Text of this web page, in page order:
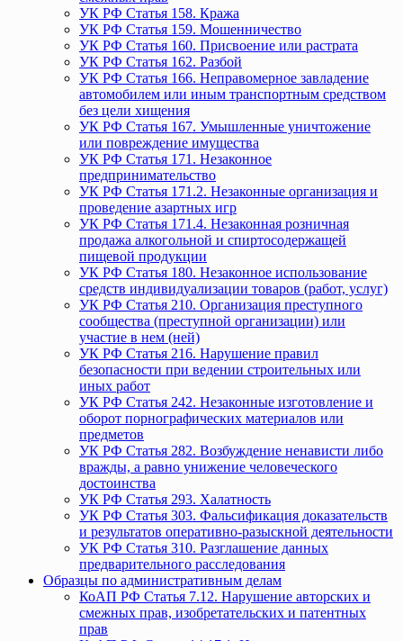
УК РФ Статья 158. Кража
УК РФ Статья 159. Мошенничество
УК РФ Статья 160. Присвоение или растрата
УК РФ Статья 162. Разбой
УК РФ Статья 166. Неправомерное завладение
автомобилем или иным транспортным средством
без цели хищения
УК РФ Статья 167. Умышленные уничтожение
или повреждение имущества
УК РФ Статья 171. Незаконное
предпринимательство
УК РФ Статья 171.2. Незаконные организация и
проведение азартных игр
УК РФ Статья 171.4. Незаконная розничная
продажа алкогольной и спиртосодержащей
пищевой продукции
УК РФ Статья 180. Незаконное использование
средств индивидуализации товаров (работ, услуг)
УК РФ Статья 210. Организация преступного
сообщества (преступной организации) или
участие в нем (ней)
УК РФ Статья 216. Нарушение правил
безопасности при ведении строительных или
иных работ
УК РФ Статья 242. Незаконные изготовление и
оборот порнографических материалов или
предметов
УК РФ Статья 282. Возбуждение ненависти либо
вражды, а равно унижение человеческого
достоинства
УК РФ Статья 293. Халатность
УК РФ Статья 303. Фальсификация доказательств
и результатов оперативно-разыскной деятельности
УК РФ Статья 310. Разглашение данных
предварительного расследования
Образцы по административным делам
КоАП РФ Статья 7.12. Нарушение авторских и
смежных прав, изобретательских и патентных
прав